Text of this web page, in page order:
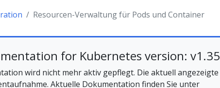
Resourcen-Verwaltung für Pods und Container
for Kubernetes version: v1.35
wird nicht mehr aktiv gepflegt. Die aktuell angezeigte
Aktuelle Dokumentation finden Sie unter